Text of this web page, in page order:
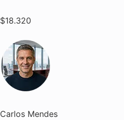
$18.320
Carlos Mendes